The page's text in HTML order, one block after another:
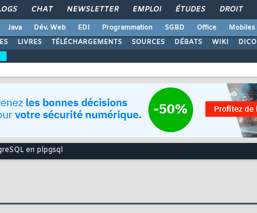
CHAT NEWSLETTER EMPLOI ÉTUDES DROIT
Java Dév. Web EDI Programmation SGBD Office Mobiles
LIVRES TÉLÉCHARGEMENTS SOURCES DÉBATS WIKI DICO
en plpgsql